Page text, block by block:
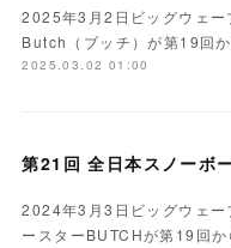
2025年3月2日ビッグウェー
Butch（ブッチ）が第19回
2025.03.02 01:00
2024年3月3日ビッグウェー
ースターBUTCHが第19回